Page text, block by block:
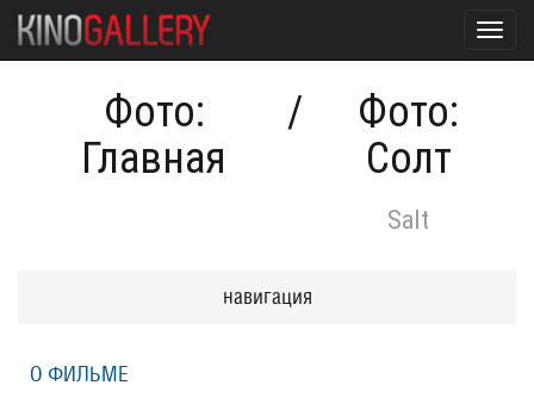
Фото:
Главная
/
Фото:
Солт
Salt
навигация
О ФИЛЬМЕ